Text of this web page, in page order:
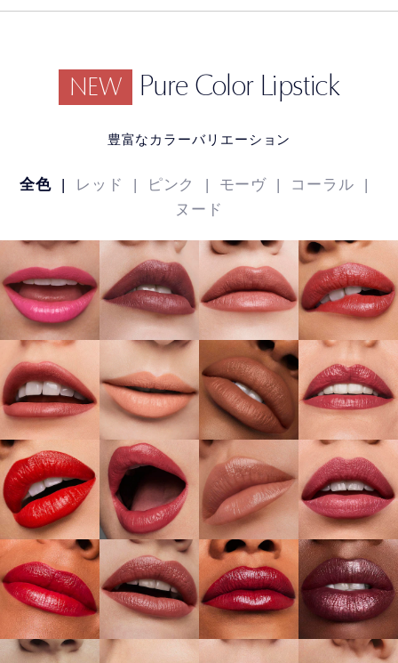
NEW Pure Color Lipstick
豊富なカラーバリエーション
全色 | レッド | ピンク | モーヴ | コーラル
|
ヌード